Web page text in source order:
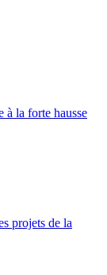
à la forte hausse
projets de la